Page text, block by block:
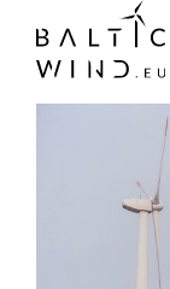
zawartości